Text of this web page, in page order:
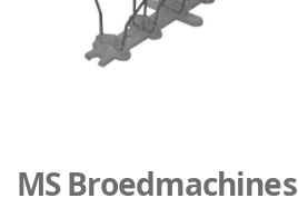
Anfang
der
MS Broedmachines